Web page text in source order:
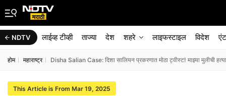
NDTV लाईव्ह टीव्ही ताज्या देश शहरे लाइफस्टाइल विदेश
होम महाराष्ट्र Disha Salian Case: दिशा सालियन प्रकरणात मोठा ट्वीस्ट! माझ्या मुलीची
This Article is From Mar 19, 2025